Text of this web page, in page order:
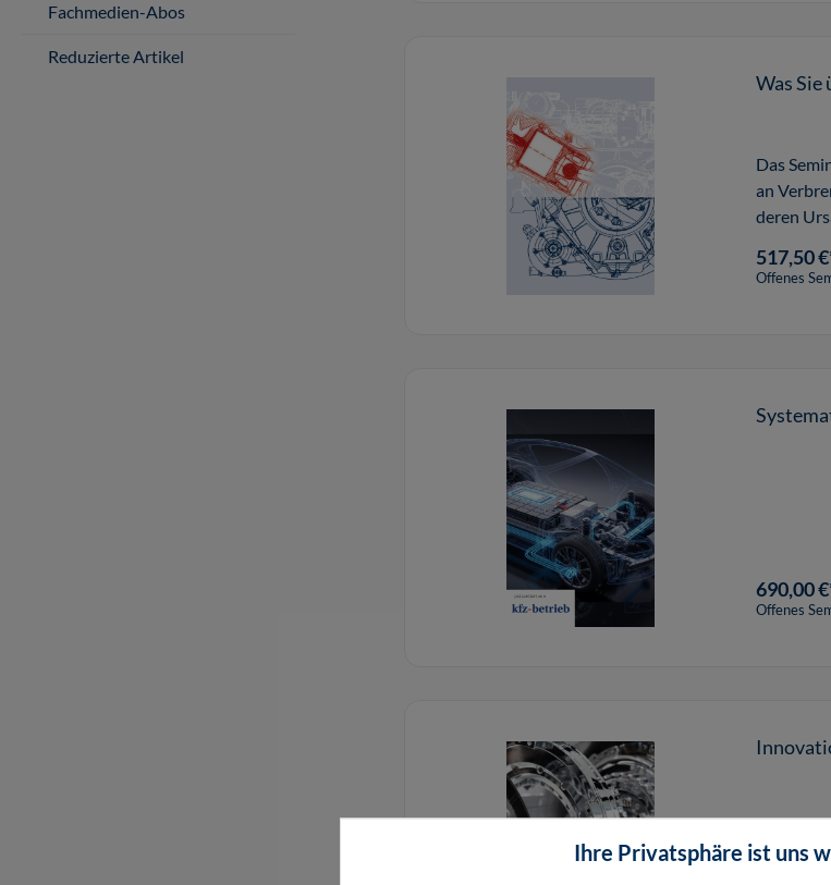
Fachmedien-Abos
Reduzierte Artikel
Was Sie
Das
an
deren
517,50
Offenes
690,00
Offenes
Das
Ihre Privatsphäre ist uns